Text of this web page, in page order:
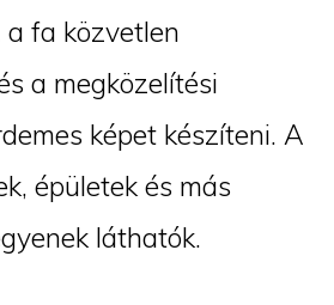
a fa közvetlen
a megközelítési
képet készíteni. A
épületek és más
láthatók.